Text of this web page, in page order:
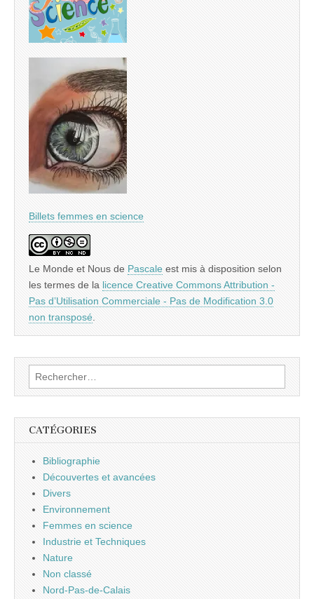
Billets femmes en science
Le Monde et Nous de Pascale est mis à disposition selon
les termes de la licence Creative Commons Attribution -
Pas d’Utilisation Commerciale - Pas de Modification 3.0
non transposé
Rechercher :
CATÉGORIES
Bibliographie
Découvertes et avancées
Divers
Environnement
Femmes en science
Industrie et Techniques
Nature
Non classé
Nord-Pas-de-Calais